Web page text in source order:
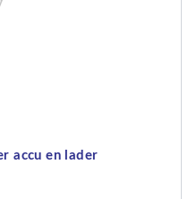
accu en lader